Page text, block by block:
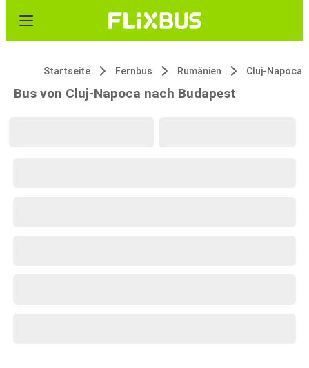
Startseite Fernbus Rumänien Cluj-Napoca
Bus von Cluj-Napoca nach Budapest